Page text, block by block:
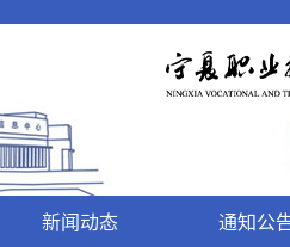
新闻动态 通知公